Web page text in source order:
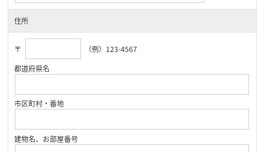
住所
〒
（例）123-4567
都道府県名
市区町村・番地
建物名、お部屋番号